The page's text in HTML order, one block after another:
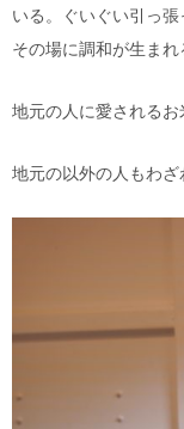
いる。ぐいぐい引っ
その場に調和が生まれ
地元の人に愛されるお
地元の以外の人もわざ